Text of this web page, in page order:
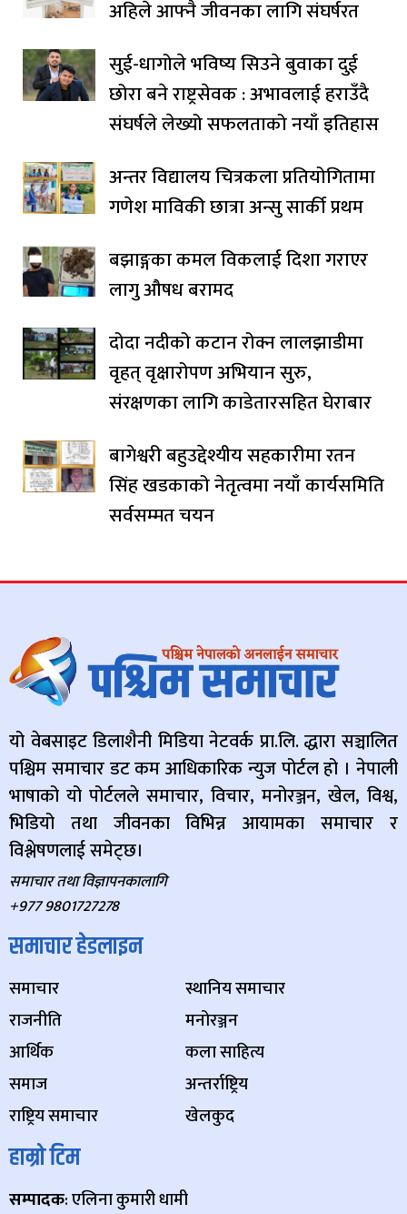
अहिले आफ्नै जीवनका लागि संघर्षरत
सुई-धागोले भविष्य सिउने बुवाका दुई
छोरा बने राष्ट्रसेवक : अभावलाई हराउँदै
संघर्षले लेख्यो सफलताको नयाँ इतिहास
अन्तर विद्यालय चित्रकला प्रतियोगितामा
गणेश माविकी छात्रा अन्सु सार्की प्रथम
बझाङ्गका कमल विकलाई दिशा गराएर
लागु औषध बरामद
दोदा नदीको कटान रोक्न लालझाडीमा
वृहत् वृक्षारोपण अभियान सुरु,
संरक्षणका लागि काडेतारसहित घेराबार
बागेश्वरी बहुउद्देश्यीय सहकारीमा रतन
सिंह खडकाको नेतृत्वमा नयाँ कार्यसमिति
सर्वसम्मत चयन
यो वेबसाइट डिलाशैनी मिडिया नेटवर्क प्रा.लि. द्धारा सञ्चालित
पश्चिम समाचार डट कम आधिकारिक न्युज पोर्टल हो । नेपाली
भाषाको यो पोर्टलले समाचार, विचार, मनोरञ्जन, खेल, विश्व,
भिडियो तथा जीवनका विभिन्न आयामका समाचार र
विश्लेषणलाई समेट्छ।
समाचार तथा विज्ञापनकालागि
+977 9801727278
समाचार हेडलाइन
समाचार
राजनीति
आर्थिक
समाज
राष्ट्रिय समाचार
स्थानिय समाचार
मनोरञ्जन
कला साहित्य
अन्तर्राष्ट्रिय
खेलकुद
हाम्रो टिम
सम्पादक: एलिना कुमारी धामी